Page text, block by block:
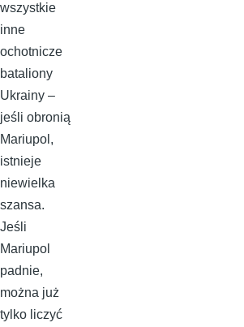
wszystkie
inne
ochotnicze
bataliony
Ukrainy –
jeśli obronią
Mariupol,
istnieje
niewielka
szansa.
Jeśli
Mariupol
padnie,
można już
tylko liczyć